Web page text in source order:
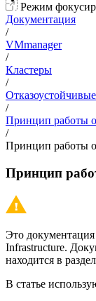
Режим
Документация
/
VMmanager
/
Кластеры
/
/
Принцип работы
/
Принцип работы
Принцип
Это
Infrastructure.
находится в
В статье